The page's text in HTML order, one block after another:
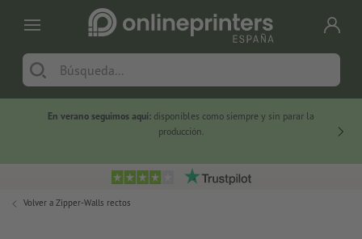
En verano seguimos aquí: disponibles como siempre y sin parar la
producción.
Volver a Zipper-Walls rectos